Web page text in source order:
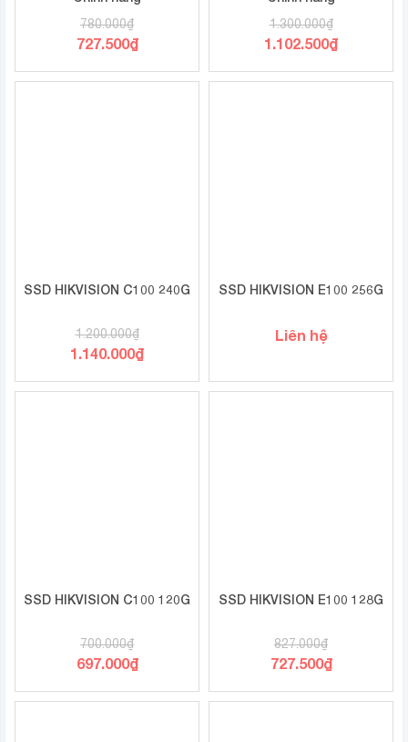
780.000₫
727.500₫
1.300.000₫
1.102.500₫
SSD HIKVISION C100 240G
1.200.000₫
1.140.000₫
SSD HIKVISION E100 256G
Liên hệ
SSD HIKVISION C100 120G
700.000₫
697.000₫
SSD HIKVISION E100 128G
827.000₫
727.500₫